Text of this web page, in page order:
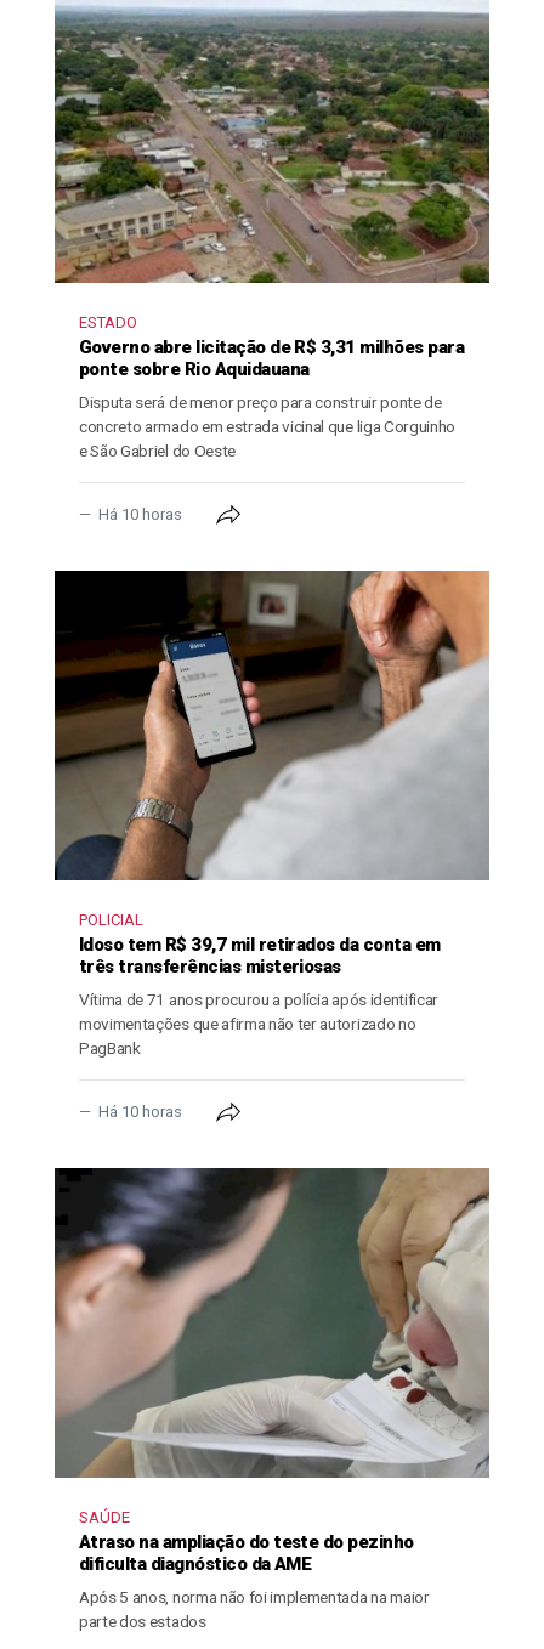
ESTADO
Governo abre licitação de R$ 3,31 milhões para
ponte sobre Rio Aquidauana
Disputa será de menor preço para construir ponte de
concreto armado em estrada vicinal que liga Corguinho
e São Gabriel do Oeste
Há 10 horas
POLICIAL
Idoso tem R$ 39,7 mil retirados da conta em
três transferências misteriosas
Vítima de 71 anos procurou a polícia após identificar
movimentações que afirma não ter autorizado no
PagBank
Há 10 horas
SAÚDE
Atraso na ampliação do teste do pezinho
dificulta diagnóstico da AME
Após 5 anos, norma não foi implementada na maior
parte dos estados